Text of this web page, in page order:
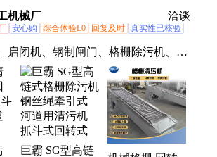
产自销
机械厂 洽谈
安心购 综合体验L0 回复及时 真实性已核验
启闭机、钢制闸门、格栅除污机、复
水处理拦污栅
巨霸 SG型高链